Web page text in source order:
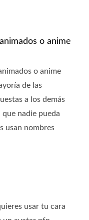
o anime
o anime
de las
a los demás
nadie pueda
usan nombres
usar tu cara